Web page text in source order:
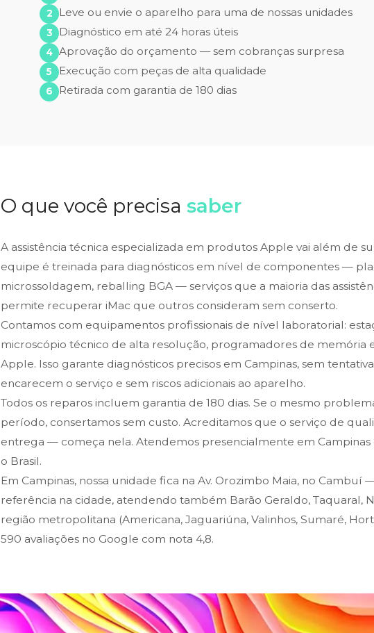
Leve ou envie o aparelho para uma de nossas unidades
Diagnóstico em até 24 horas úteis
Aprovação do orçamento — sem cobranças surpresa
Execução com peças de alta qualidade
Retirada com garantia de 180 dias
O que você precisa saber
A assistência técnica especializada em produtos Apple vai além de
equipe é treinada para diagnósticos em nível de componentes —
microssoldagem, reballing BGA — serviços que a maioria das
permite recuperar iMac que outros consideram sem conserto.
Contamos com equipamentos profissionais de nível laboratorial:
microscópio técnico de alta resolução, programadores de memória
Apple. Isso garante diagnósticos precisos em Campinas, sem
encarecem o serviço e sem riscos adicionais ao aparelho.
Todos os reparos incluem garantia de 180 dias. Se o mesmo
período, consertamos sem custo. Acreditamos que o serviço de
entrega — começa nela. Atendemos presencialmente em Campinas
o Brasil.
Em Campinas, nossa unidade fica na Av. Orozimbo Maia, no Cambuí
referência na cidade, atendendo também Barão Geraldo, Taquaral,
região metropolitana (Americana, Jaguariúna, Valinhos, Sumaré,
590 avaliações no Google com nota 4,8.